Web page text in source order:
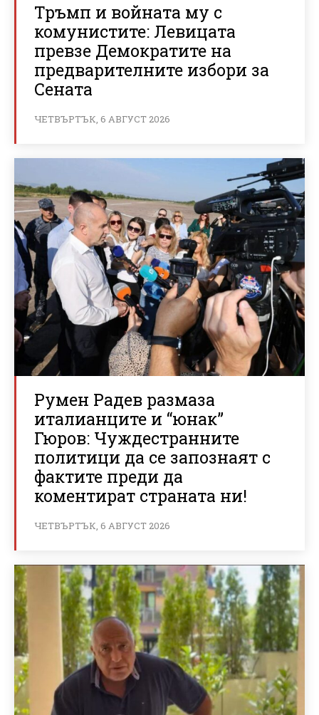
Тръмп и войната му с
комунистите: Левицата
превзе Демократите на
предварителните избори за
Сената
ЧЕТВЪРТЪК, 6 АВГУСТ 2026
Румен Радев размаза
италианците и “юнак”
Гюров: Чуждестранните
политици да се запознаят с
фактите преди да
коментират страната ни!
ЧЕТВЪРТЪК, 6 АВГУСТ 2026